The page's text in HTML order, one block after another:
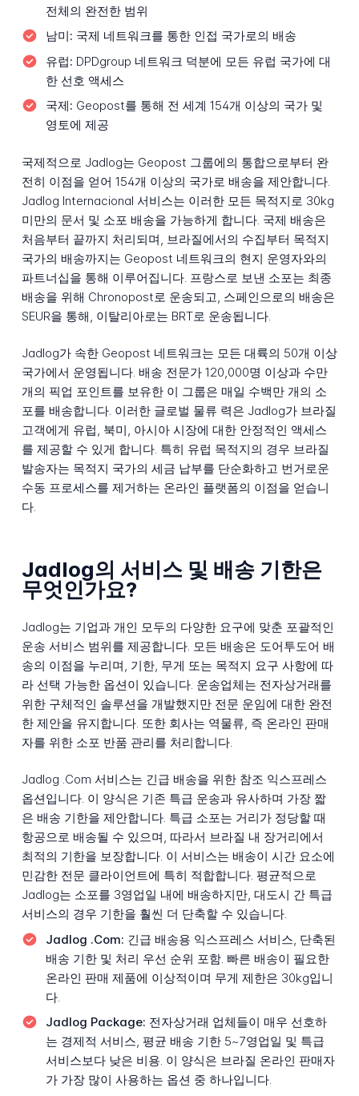
전체의 완전한 범위
남미: 국제 네트워크를 통한 인접 국가로의 배송
유럽: DPDgroup 네트워크 덕분에 모든 유럽 국가에 대
한 선호 액세스
국제: Geopost를 통해 전 세계 154개 이상의 국가 및
영토에 제공
국제적으로 Jadlog는 Geopost 그룹에의 통합으로부터 완
전히 이점을 얻어 154개 이상의 국가로 배송을 제안합니다.
Jadlog Internacional 서비스는 이러한 모든 목적지로 30kg
미만의 문서 및 소포 배송을 가능하게 합니다. 국제 배송은
처음부터 끝까지 처리되며, 브라질에서의 수집부터 목적지
국가의 배송까지는 Geopost 네트워크의 현지 운영자와의
파트너십을 통해 이루어집니다. 프랑스로 보낸 소포는 최종
배송을 위해 Chronopost로 운송되고, 스페인으로의 배송은
SEUR을 통해, 이탈리아로는 BRT로 운송됩니다.
Jadlog가 속한 Geopost 네트워크는 모든 대륙의 50개 이상
국가에서 운영됩니다. 배송 전문가 120,000명 이상과 수만
개의 픽업 포인트를 보유한 이 그룹은 매일 수백만 개의 소
포를 배송합니다. 이러한 글로벌 물류 력은 Jadlog가 브라질
고객에게 유럽, 북미, 아시아 시장에 대한 안정적인 액세스
를 제공할 수 있게 합니다. 특히 유럽 목적지의 경우 브라질
발송자는 목적지 국가의 세금 납부를 단순화하고 번거로운
수동 프로세스를 제거하는 온라인 플랫폼의 이점을 얻습니
다.
Jadlog의 서비스 및 배송 기한은
무엇인가요?
Jadlog는 기업과 개인 모두의 다양한 요구에 맞춘 포괄적인
운송 서비스 범위를 제공합니다. 모든 배송은 도어투도어 배
송의 이점을 누리며, 기한, 무게 또는 목적지 요구 사항에 따
라 선택 가능한 옵션이 있습니다. 운송업체는 전자상거래를
위한 구체적인 솔루션을 개발했지만 전문 운임에 대한 완전
한 제안을 유지합니다. 또한 회사는 역물류, 즉 온라인 판매
자를 위한 소포 반품 관리를 처리합니다.
Jadlog .Com 서비스는 긴급 배송을 위한 참조 익스프레스
옵션입니다. 이 양식은 기존 특급 운송과 유사하며 가장 짧
은 배송 기한을 제안합니다. 특급 소포는 거리가 정당할 때
항공으로 배송될 수 있으며, 따라서 브라질 내 장거리에서
최적의 기한을 보장합니다. 이 서비스는 배송이 시간 요소에
민감한 전문 클라이언트에 특히 적합합니다. 평균적으로
Jadlog는 소포를 3영업일 내에 배송하지만, 대도시 간 특급
서비스의 경우 기한을 훨씬 더 단축할 수 있습니다.
Jadlog .Com: 긴급 배송용 익스프레스 서비스, 단축된
배송 기한 및 처리 우선 순위 포함. 빠른 배송이 필요한
온라인 판매 제품에 이상적이며 무게 제한은 30kg입니
다.
Jadlog Package: 전자상거래 업체들이 매우 선호하
는 경제적 서비스, 평균 배송 기한 5~7영업일 및 특급
서비스보다 낮은 비용. 이 양식은 브라질 온라인 판매자
가 가장 많이 사용하는 옵션 중 하나입니다.